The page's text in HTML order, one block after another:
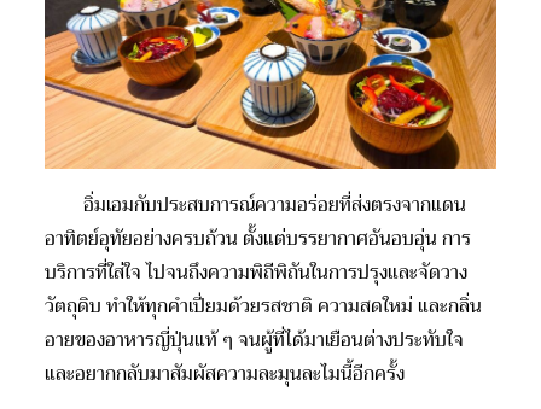
อิ่มเอมกับประสบการณ์ความอร่อยที่ส่งตรงจากแดน
อาทิตย์อุทัยอย่างครบถ้วน ตั้งแต่บรรยากาศอันอบอุ่น การ
บริการที่ใส่ใจ ไปจนถึงความพิถีพิถันในการปรุงและจัดวาง
วัตถุดิบ ทำให้ทุกคำเปี่ยมด้วยรสชาติ ความสดใหม่ และกลิ่น
อายของอาหารญี่ปุ่นแท้ ๆ จนผู้ที่ได้มาเยือนต่างประทับใจ
และอยากกลับมาสัมผัสความละมุนละไมนี้อีกครั้ง